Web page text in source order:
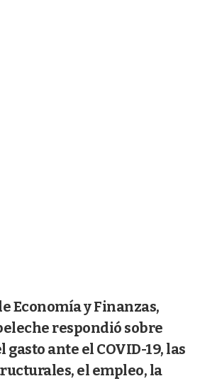
Economía y Finanzas,
respondió sobre
ante el COVID-19, las
el empleo, la